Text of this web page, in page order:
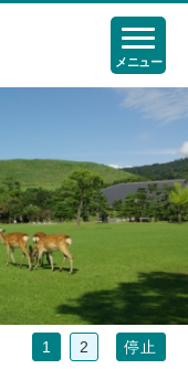
メニュー
1 2 停止